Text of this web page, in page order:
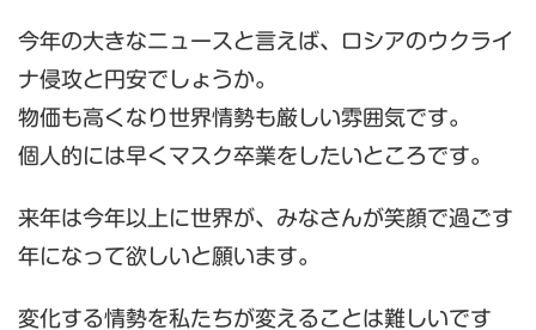
今年の大きなニュースと言えば、ロシアのウクライ
ナ侵攻と円安でしょうか。
物価も高くなり世界情勢も厳しい雰囲気です。
個人的には早くマスク卒業をしたいところです。
来年は今年以上に世界が、みなさんが笑顔で過ごす
年になって欲しいと願います。
変化する情勢を私たちが変えることは難しいです